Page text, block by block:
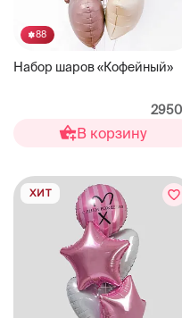
88
Набор шаров «Кофейный»
В корзину
ХИТ